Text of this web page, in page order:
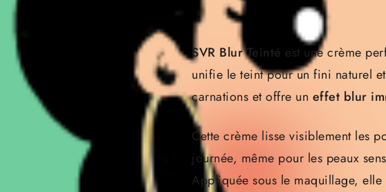
SVR Blur Teinté est une crème
unifie le teint pour un fini naturel
carnations et offre un effet blur
Cette crème lisse visiblement les
journée, même pour les peaux
Appliquée sous le maquillage,